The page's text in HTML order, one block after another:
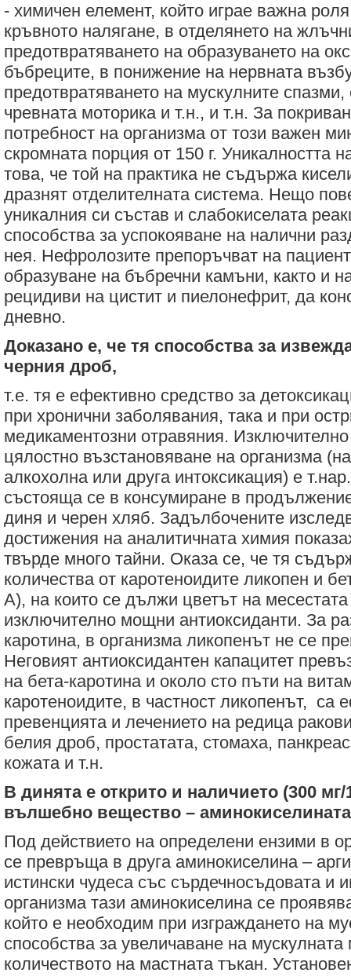
- химичен елемент, който играе важна
кръвното налягане, в отделянето на
предотвратяването на образуването на
бъбреците, в понижение на нервната
предотвратяването на мускулните
чревната моторика и т.н., и т.н. За
потребност на организма от този важен
скромната порция от 150 г. Уникалността
това, че той на практика не съдържа
дразнят отделителната система. Нещо
уникалния си състав и слабокиселата
способства за успокояване на налични
нея. Нефролозите препоръчват на
образуване на бъбречни камъни, както и
рецидиви на цистит и пиелонефрит, да
дневно.
Доказано е, че тя способства за
черния дроб,
т.е. тя е ефективно средство за
при хронични заболявания, така и при
медикаментозни отравяния.
цялостно възстановяване на организма
алкохолна или друга интоксикация) е
състояща се в консумиране в
диня и черен хляб. Задълбочените
достижения на аналитичната химия
твърде много тайни. Оказа се, че тя
количества от каротеноидите ликопен и
А), на които се дължи цветът на месестата
изключително мощни антиоксиданти. За
каротина, в организма ликопенът не се
Неговият антиоксидантен капацитет
на бета-каротина и около сто пъти на
каротеноидите, в частност ликопенът, са
превенцията и лечението на редица
белия дроб, простатата, стомаха,
кожата и т.н.
В динята е открито и наличието (300 мг/
вълшебно вещество –
Под действието на определени ензими в
се превръща в друга аминокиселина –
истински чудеса със сърдечносъдовата и
организма тази аминокиселина се
който е необходим при изграждането на
способства за увеличаване на
количеството на мастната тъкан.